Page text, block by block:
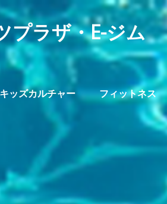
プラザ・E-ジム
キッズカルチャー フィットネス